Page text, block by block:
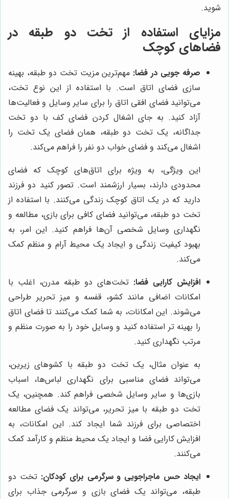
شوید.
مزایای استفاده از تخت دو طبقه در
فضاهای کوچک
صرفه جویی در فضا: مهم‌ترین مزیت تخت دو طبقه، بهینه
سازی فضای اتاق است. با استفاده از این نوع تخت،
می‌توانید فضای افقی اتاق را برای سایر وسایل و فعالیت‌ها
آزاد کنید. به جای اشغال کردن فضای کف با دو تخت
جداگانه، یک تخت دو طبقه، همان فضای یک تخت را
اشغال می‌کند و فضای خواب دو نفر را فراهم می‌کند.
این ویژگی، به ویژه برای اتاق‌های کوچک که فضای
محدودی دارند، بسیار ارزشمند است. تصور کنید دو فرزند
دارید که در یک اتاق کوچک زندگی می‌کنند. با استفاده از
تخت دو طبقه، می‌توانید فضای کافی برای بازی، مطالعه و
نگهداری وسایل شخصی آن‌ها فراهم کنید. این امر، به
بهبود کیفیت زندگی و ایجاد یک محیط آرام و منظم کمک
می‌کند.
افزایش کارایی فضا: تخت‌های دو طبقه مدرن، اغلب با
امکانات اضافی مانند کشو، قفسه و میز تحریر طراحی
می‌شوند. این امکانات، به شما کمک می‌کنند تا فضای اتاق
را بهینه تر استفاده کنید و وسایل خود را به صورت منظم و
مرتب نگهداری کنید.
به عنوان مثال، یک تخت دو طبقه با کشوهای زیرین،
می‌تواند فضای مناسبی برای نگهداری لباس‌ها، اسباب
بازی‌ها و سایر وسایل شخصی فراهم کند. همچنین، یک
تخت دو طبقه با میز تحریر، می‌تواند یک فضای مطالعه
اختصاصی برای فرزند شما ایجاد کند. این امکانات، به
افزایش کارایی فضا و ایجاد یک محیط منظم و کارآمد کمک
می‌کنند.
ایجاد حس ماجراجویی و سرگرمی برای کودکان: تخت دو
طبقه، می‌تواند یک فضای بازی و سرگرمی جذاب برای